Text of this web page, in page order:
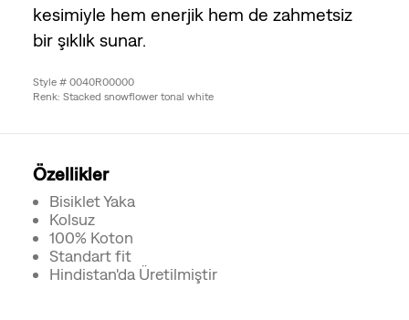
kesimiyle hem enerjik hem de zahmetsiz
bir şıklık sunar.
Style # 0040R00000
Renk: Stacked snowflower tonal white
Özellikler
Bisiklet Yaka
Kolsuz
100% Koton
Standart fit
Hindistan'da Üretilmiştir